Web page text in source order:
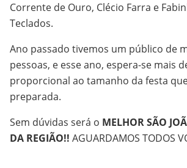
Corrente de Ouro, Clécio Farra e
Teclados.
Ano passado tivemos um público de
pessoas, e esse ano, espera-se mais
proporcional ao tamanho da festa
preparada.
Sem dúvidas será o MELHOR SÃO
DA REGIÃO!! AGUARDAMOS TODOS